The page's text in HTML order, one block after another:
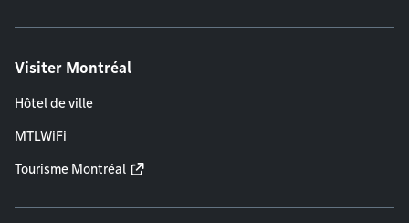
Visiter Montréal
Hôtel de ville
MTLWiFi
Tourisme Montréal